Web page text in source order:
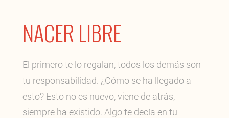
NACER LIBRE
El primero te lo regalan, todos los demás son
tu responsabilidad. ¿Cómo se ha llegado a
esto? Esto no es nuevo, viene de atrás,
siempre ha existido. Algo te decía en tu